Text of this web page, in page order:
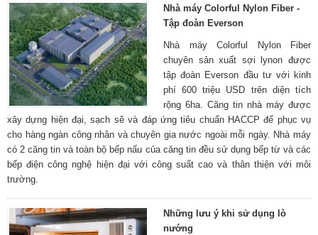
Nhà máy Colorful Nylon Fiber -
Tập đoàn Everson
Nhà máy Colorful Nylon Fiber
chuyên sản xuất sợi lynon được
tập đoàn Everson đầu tư với kinh
phí 600 triệu USD trên diện tích
rộng 6ha. Căng tin nhà máy được
xây dựng hiện đại, sạch sẽ và đáp ứng tiêu chuẩn HACCP để phục vụ
cho hàng ngàn công nhân và chuyên gia nước ngoài mỗi ngày. Nhà máy
có 2 căng tin và toàn bộ bếp nấu của căng tin đều sử dụng bếp từ và các
bếp điện công nghệ hiện đại với công suất cao và thân thiện với môi
trường.
Những lưu ý khi sử dụng lò
nướng